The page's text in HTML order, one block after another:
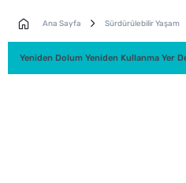
Ana Sayfa Sürdürülebilir Yaşam
Yeniden Dolum Yeniden Kullanma Yer